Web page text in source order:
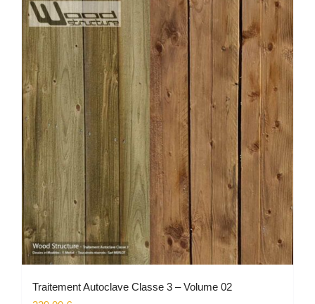
Traitement Autoclave Classe 3 – Volume 02